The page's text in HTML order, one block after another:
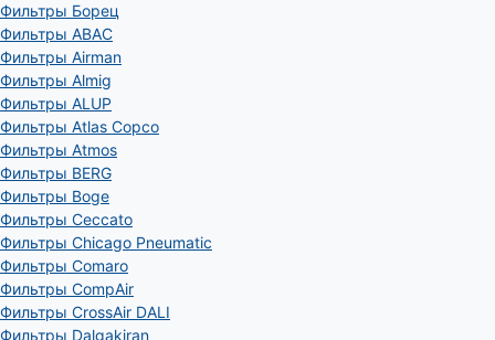
Фильтры Борец
Фильтры ABAC
Фильтры Airman
Фильтры Almig
Фильтры ALUP
Фильтры Atlas Copco
Фильтры Atmos
Фильтры BERG
Фильтры Boge
Фильтры Ceccato
Фильтры Chicago Pneumatic
Фильтры Comaro
Фильтры CompAir
Фильтры CrossAir DALI
Фильтры Dalgakiran